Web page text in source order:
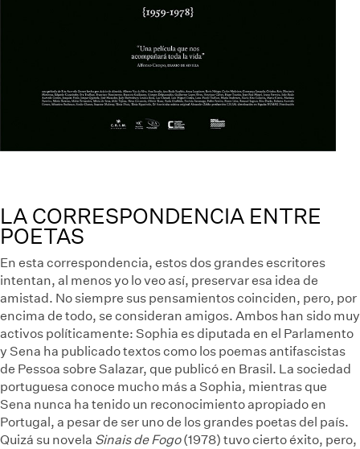
LA CORRESPONDENCIA ENTRE
POETAS
En esta correspondencia, estos dos grandes escritores
intentan, al menos yo lo veo así, preservar esa idea de
amistad. No siempre sus pensamientos coinciden, pero, por
encima de todo, se consideran amigos. Ambos han sido muy
activos políticamente: Sophia es diputada en el Parlamento
y Sena ha publicado textos como los poemas antifascistas
de Pessoa sobre Salazar, que publicó en Brasil. La sociedad
portuguesa conoce mucho más a Sophia, mientras que
Sena nunca ha tenido un reconocimiento apropiado en
Portugal, a pesar de ser uno de los grandes poetas del país.
Quizá su novela Sinais de Fogo(1978) tuvo cierto éxito, pero,